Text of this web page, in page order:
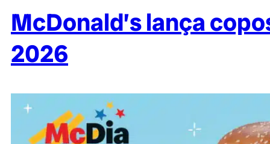
McDonald’s lança
2026